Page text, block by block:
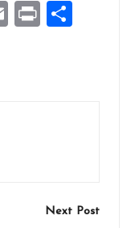
E
Pr
Next Post